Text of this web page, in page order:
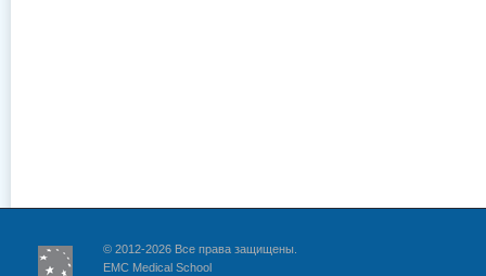
© 2012-2026 Все права защищены.
EMC Medical School